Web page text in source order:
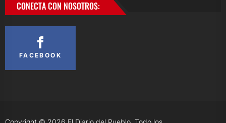
CONECTA CON NOSOTROS:
FACEBOOK